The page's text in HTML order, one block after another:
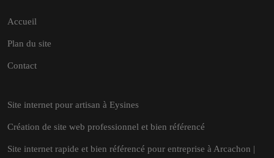
Accueil
Plan du site
Contact
Site internet pour artisan à Eysines
Création de site web professionnel et bien référencé
Site internet rapide et bien référencé pour entreprise à Arcachon |